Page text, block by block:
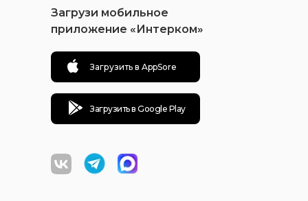
Загрузи мобильное
приложение «Интерком»
Загрузить в AppSore
Загрузить в Google Play